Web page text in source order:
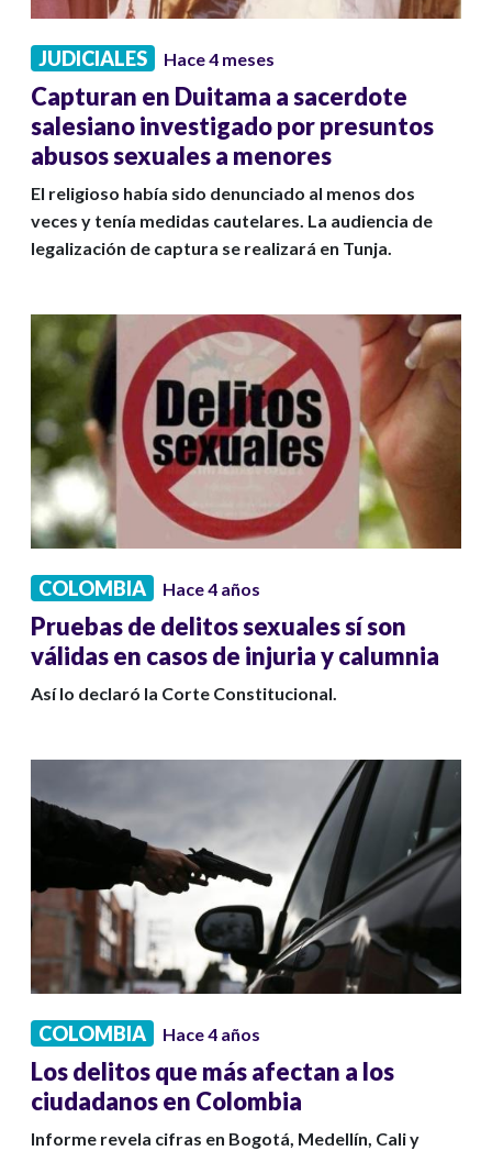
JUDICIALES Hace 4 meses
Capturan en Duitama a sacerdote
salesiano investigado por presuntos
abusos sexuales a menores
El religioso había sido denunciado al menos dos
veces y tenía medidas cautelares. La audiencia de
legalización de captura se realizará en Tunja.
COLOMBIA Hace 4 años
Pruebas de delitos sexuales sí son
válidas en casos de injuria y calumnia
Así lo declaró la Corte Constitucional.
COLOMBIA Hace 4 años
Los delitos que más afectan a los
ciudadanos en Colombia
Informe revela cifras en Bogotá, Medellín, Cali y